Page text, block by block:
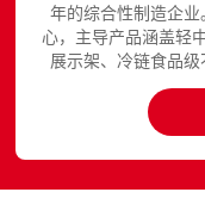
年的综合性制造企
心，主导产品涵盖轻
展示架、冷链食品级
150至3000kg，产品
与国内外超过300家
供完整